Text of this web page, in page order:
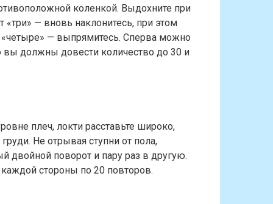
коленкой. Выдохните при
«три» — вновь наклонитесь, при этом
«четыре» — выпрямитесь. Сперва можно
вы должны довести количество до 30 и
плеч, локти расставьте широко,
Не отрывая ступни от пола,
двойной поворот и пару раз в другую.
стороны по 20 повторов.